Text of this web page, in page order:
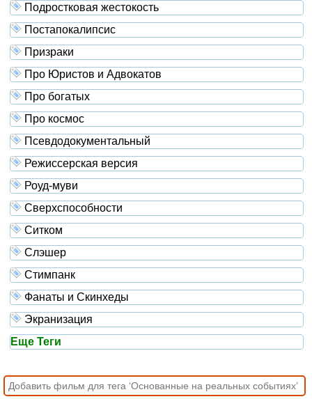
Подростковая жестокость
Постапокалипсис
Призраки
Про Юристов и Адвокатов
Про богатых
Про космос
Псевдодокументальный
Режиссерская версия
Роуд-муви
Сверхспособности
Ситком
Слэшер
Стимпанк
Фанаты и Скинхеды
Экранизация
Еще Теги